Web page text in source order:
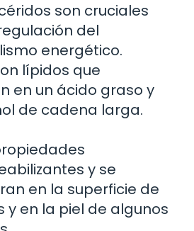
son cruciales
del
energético.
lípidos que
en un ácido graso y
de cadena larga.
y se
en la superficie de
y en la piel de algunos